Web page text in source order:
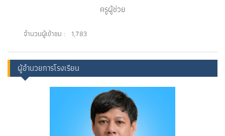
ครูผู้ช่วย
จำนวนผู้เข้าชม : 1,783
ผู้อำนวยการโรงเรียน